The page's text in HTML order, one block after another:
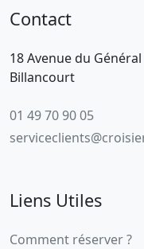
Contact
18 Avenue du
Billancourt
01 49 70 90 05
Liens Utiles
Comment réserver ?